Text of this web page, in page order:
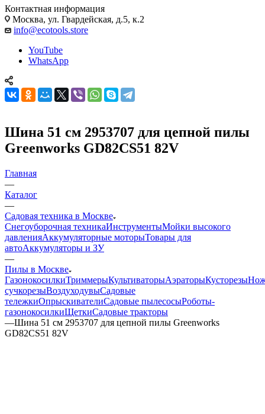
Контактная информация
Москва, ул. Гвардейская, д.5, к.2
info@ecotools.store
YouTube
WhatsApp
Шина 51 см 2953707 для цепной пилы
Greenworks GD82CS51 82V
Главная
—
Каталог
—
Садовая техника в Москве
Снегоуборочная техникаИнструментыМойки высокого
давленияАккумуляторные моторыТовары для
автоАккумуляторы и ЗУ
—
Пилы в Москве
ГазонокосилкиТриммерыКультиваторыАэраторыКусторезы
сучкорезыВоздуходувыСадовые
тележкиОпрыскивателиСадовые пылесосыРоботы-
газонокосилкиЩеткиСадовые тракторы
—Шина 51 см 2953707 для цепной пилы Greenworks
GD82CS51 82V